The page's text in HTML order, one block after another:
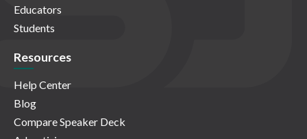
Educators
Students
Resources
Help Center
Blog
Compare Speaker Deck